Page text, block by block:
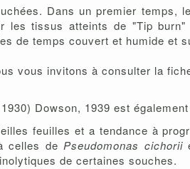
Dans un premier temps,
les tissus atteints de "Tip
de temps couvert et humide et
vous invitons à consulter la
Dowson, 1939 est
feuilles et a tendance à
celles dePseudomonas cichorii
de certaines souches.